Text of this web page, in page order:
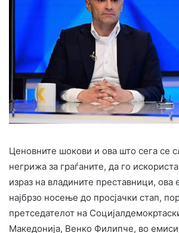
Ценовните шокови и ова што сега се
негрижа за граѓаните, да го
израз на владините преставници, ова
најбрзо носење до просјачки стап,
претседателот на
Македонија, Венко Филипче, во